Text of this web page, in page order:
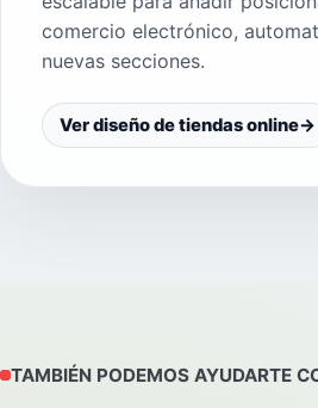
comercio electrónico,
nuevas secciones.
Ver diseño de tiendas online→
TAMBIÉN PODEMOS AYUDARTE